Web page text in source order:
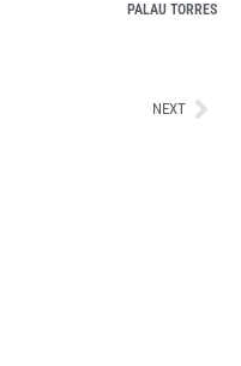
PALAU TORRES
NEXT